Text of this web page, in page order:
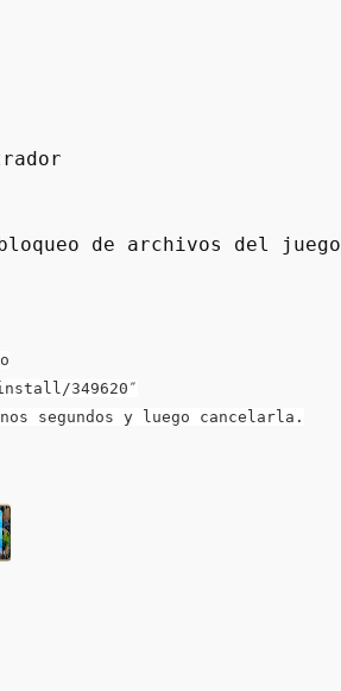
de archivos del juego
349620″
segundos y luego cancelarla.